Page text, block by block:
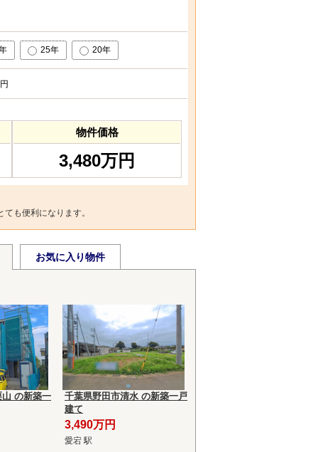
25年 20年
物件価格
3,480万円
も便利になります。
お気に入り物件
の新築一
千葉県野田市清水 の新築一戸
建て
3,490万円
愛宕 駅